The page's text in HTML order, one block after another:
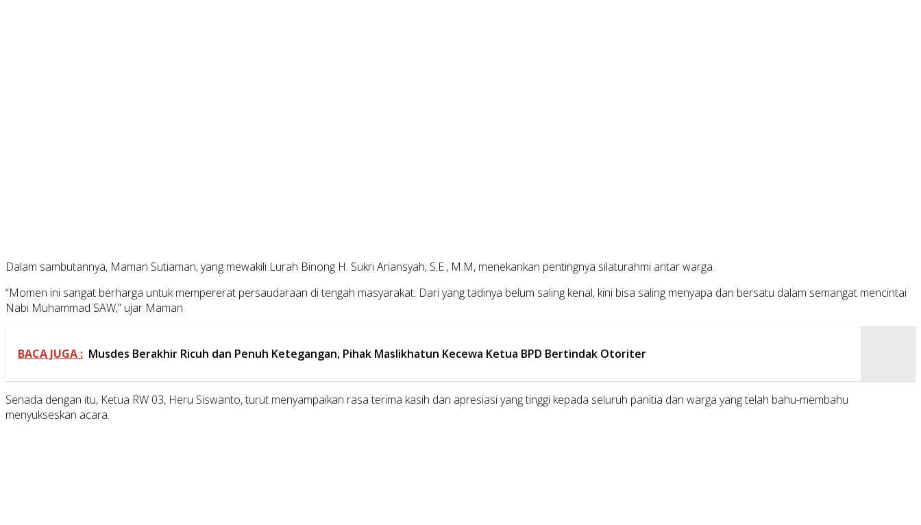
Dalam sambutannya, Maman Sutiaman, yang mewakili Lurah Binong H. Sukri Ariansyah, S.E., M.M, menekankan pentingnya silaturahmi antar warga.
“Momen ini sangat berharga untuk mempererat persaudaraan di tengah masyarakat. Dari yang tadinya belum saling kenal, kini bisa saling menyapa dan bersatu dalam semangat mencintai
Nabi Muhammad SAW,” ujar Maman
BACA JUGA : Musdes Berakhir Ricuh dan Penuh Ketegangan, Pihak Maslikhatun Kecewa Ketua BPD Bertindak Otoriter
Senada dengan itu, Ketua RW 03, Heru Siswanto, turut menyampaikan rasa terima kasih dan apresiasi yang tinggi kepada seluruh panitia dan warga yang telah bahu-membahu
menyukseskan acara.